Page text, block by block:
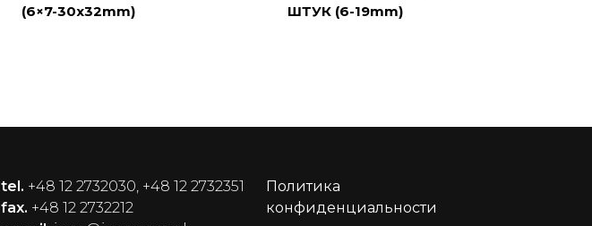
(6×7-30x32mm)
ШТУК (6-19mm)
tel. +48 12 2732030, +48 12 2732351
fax. +48 12 2732212
Политика
конфиденциальности